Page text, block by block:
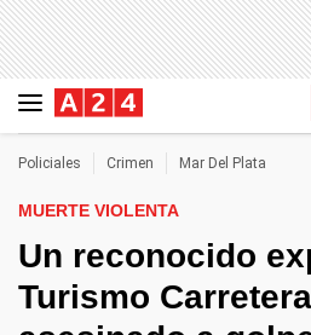
Policiales Crimen Mar Del Plata
MUERTE VIOLENTA
Un reconocido
Turismo